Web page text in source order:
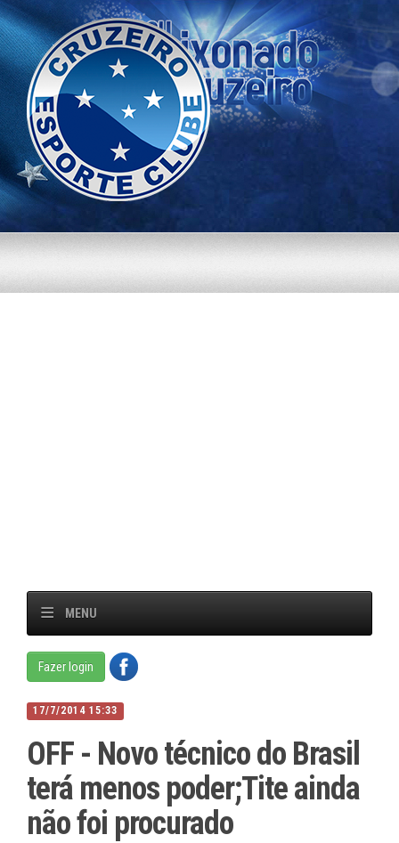
MENU
Fazer login
17/7/2014 15:33
OFF - Novo técnico do Brasil
terá menos poder;Tite ainda
não foi procurado